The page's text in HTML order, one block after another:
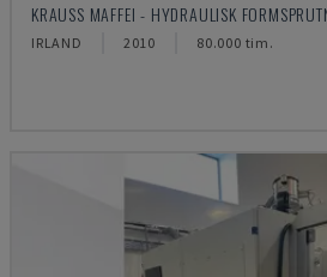
KRAUSS MAFFEI - HYDRAULISK
IRLAND 2010 80.000 tim.